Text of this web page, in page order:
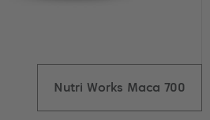
Nutri Works Maca 700